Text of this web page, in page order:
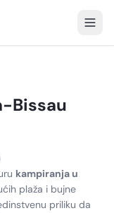
Bissau
kampiranja u
plaža i bujne
priliku da